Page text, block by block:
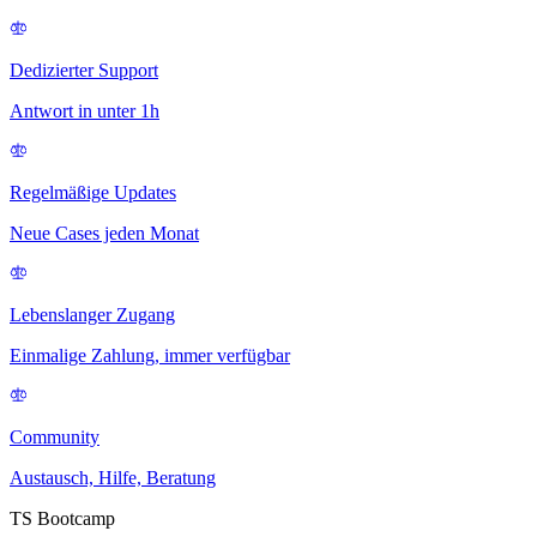
Dedizierter Support
Antwort in unter 1h
Regelmäßige Updates
Neue Cases jeden Monat
Lebenslanger Zugang
Einmalige Zahlung, immer verfügbar
Community
Austausch, Hilfe, Beratung
TS Bootcamp